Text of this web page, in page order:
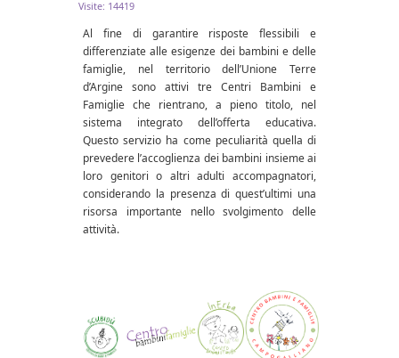
Visite: 14419
Al fine di garantire risposte flessibili e
differenziate alle esigenze dei bambini e delle
famiglie, nel territorio dell’Unione Terre
d’Argine sono attivi tre Centri Bambini e
Famiglie che rientrano, a pieno titolo, nel
sistema integrato dell’offerta educativa.
Questo servizio ha come peculiarità quella di
prevedere l’accoglienza dei bambini insieme ai
loro genitori o altri adulti accompagnatori,
considerando la presenza di quest’ultimi una
risorsa importante nello svolgimento delle
attività.